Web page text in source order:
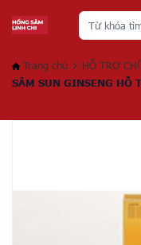
Trang chủ
HỖ TRỢ
SÂM SUN GINSENG HỖ